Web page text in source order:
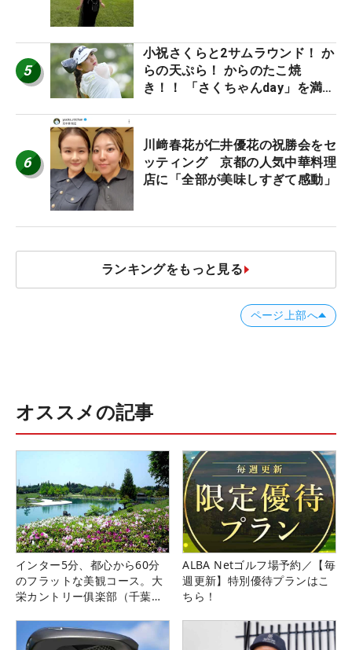
5
小祝さくらと2サムラウンド！ か
らの天ぷら！ からのたこ焼
き！！ 「さくちゃんday」を満喫
6
川﨑春花が仁井優花の祝勝会をセ
ッティング 京都の人気中華料理
店に「全部が美味しすぎて感動」
ランキングをもっと見る
ページ上部へ
オススメの記事
インター5分、都心から60分
のフラットな美観コース。大
栄カントリー俱楽部（千葉
ALBA Netゴルフ場予約／【毎
週更新】特別優待プランはこ
ちら！